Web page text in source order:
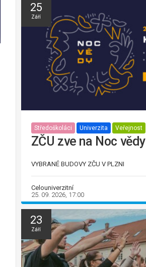
25
Září
Středoškoláci Univerzita Veřejnost
ZČU zve na Noc vědy
VYBRANÉ BUDOVY ZČU V PLZNI
Celouniverzitní
25. 09. 2026, 17:00
23
Září